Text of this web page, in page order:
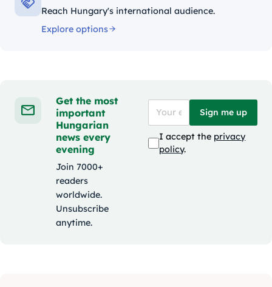
Reach Hungary's international audience.
Explore options
Get the most
important
Hungarian
news every
evening
Join 7000+
readers
worldwide.
Unsubscribe
anytime.
Sign me up
I accept the privacy
policy.